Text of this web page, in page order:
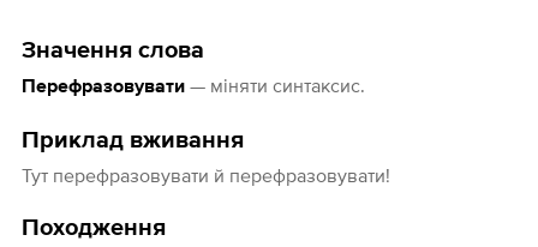
Значення слова
Перефразовувати— міняти синтаксис.
Приклад вживання
Тут перефразовувати й перефразовувати!
Походження